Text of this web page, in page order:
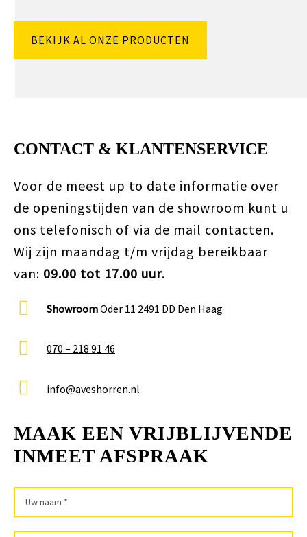
BEKIJK AL ONZE PRODUCTEN
CONTACT & KLANTENSERVICE
Voor de meest up to date informatie over
de openingstijden van de showroom kunt u
ons telefonisch of via de mail contacten.
Wij zijn maandag t/m vrijdag bereikbaar
van: 09.00 tot 17.00 uur.
ShowroomOder 11 2491 DD Den Haag
070 – 218 91 46
info@aveshorren.nl
MAAK EEN VRIJBLIJVENDE
INMEET AFSPRAAK